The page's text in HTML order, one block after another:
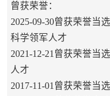
曾获荣誉：
2025-09-30曾获荣誉当
科学领军人才
2021-12-21曾获荣誉当
人才
2017-11-01曾获荣誉当